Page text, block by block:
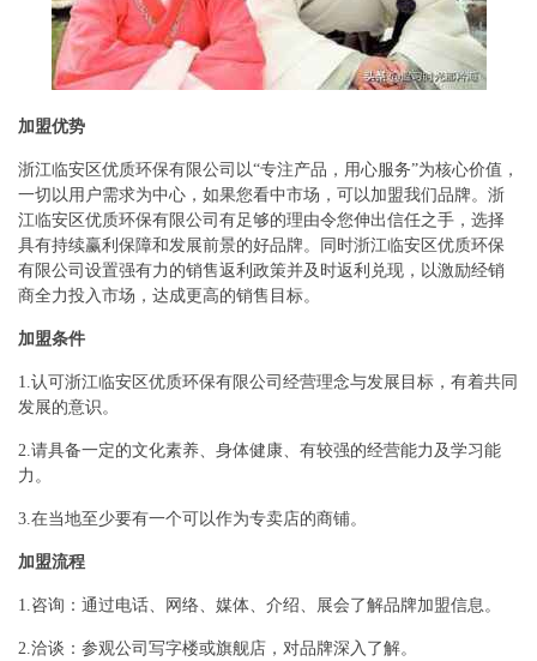
加盟优势
浙江临安区优质环保有限公司以“专注产品，用心服务”为核心价值，
一切以用户需求为中心，如果您看中市场，可以加盟我们品牌。浙
江临安区优质环保有限公司有足够的理由令您伸出信任之手，选择
具有持续赢利保障和发展前景的好品牌。同时浙江临安区优质环保
有限公司设置强有力的销售返利政策并及时返利兑现，以激励经销
商全力投入市场，达成更高的销售目标。
加盟条件
1.认可浙江临安区优质环保有限公司经营理念与发展目标，有着共同
发展的意识。
2.请具备一定的文化素养、身体健康、有较强的经营能力及学习能
力。
3.在当地至少要有一个可以作为专卖店的商铺。
加盟流程
1.咨询：通过电话、网络、媒体、介绍、展会了解品牌加盟信息。
2.洽谈：参观公司写字楼或旗舰店，对品牌深入了解。